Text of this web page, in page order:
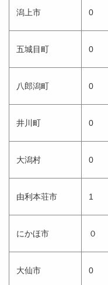
潟上市 0
五城目町 0
八郎潟町 0
井川町 0
大潟村 0
由利本荘市 1
にかほ市 ０
大仙市 0